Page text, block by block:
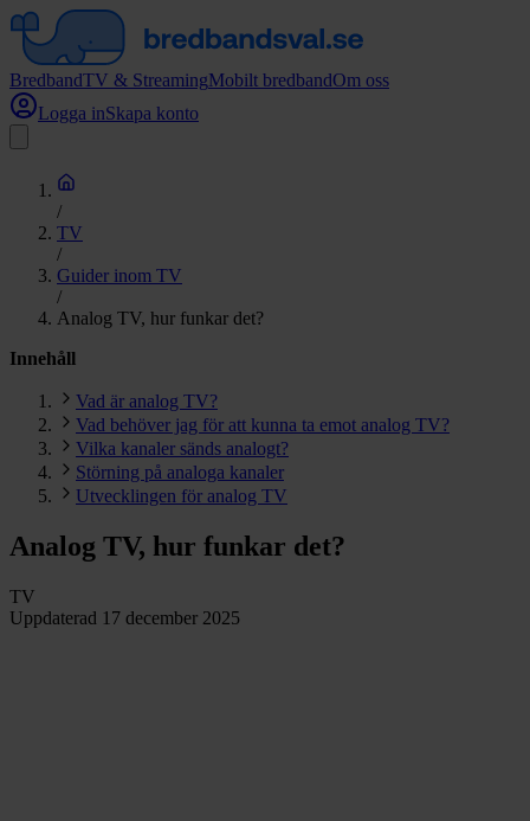
BredbandTV & StreamingMobilt bredbandOm oss
Logga inSkapa konto
/
TV
/
Guider inom TV
/
Analog TV, hur funkar det?
Innehåll
Vad är analog TV?
Vad behöver jag för att kunna ta emot analog TV?
Vilka kanaler sänds analogt?
Störning på analoga kanaler
Utvecklingen för analog TV
Analog TV, hur funkar det?
TV
Uppdaterad 17 december 2025